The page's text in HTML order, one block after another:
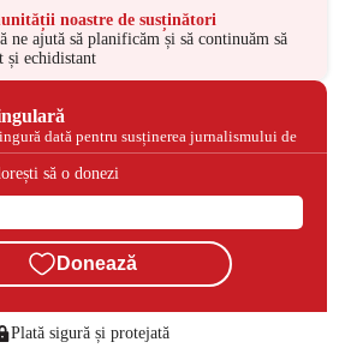
noastre de susținători
ne ajută să planificăm și să continuăm să
și echidistant
dată pentru susținerea jurnalismului de
să o donezi
Donează
Plată sigură și protejată